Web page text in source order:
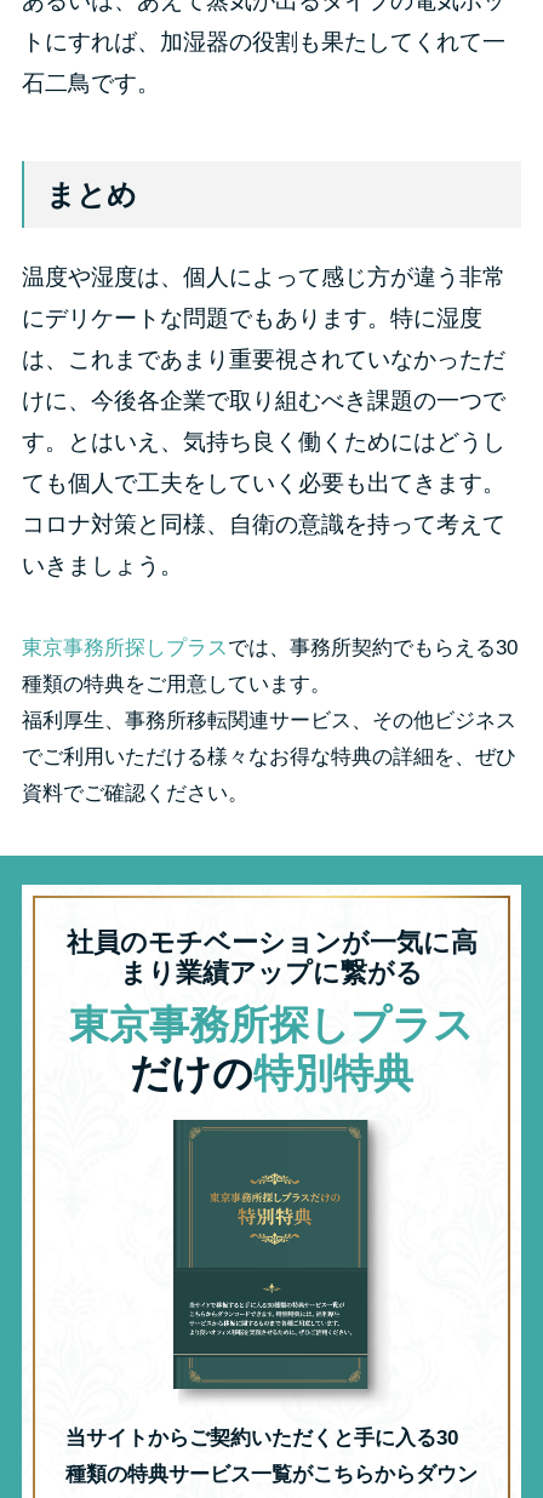
トにすれば、加湿器の役割も果たしてくれて一
石二鳥です。
まとめ
温度や湿度は、個人によって感じ方が違う非常
にデリケートな問題でもあります。特に湿度
は、これまであまり重要視されていなかっただ
けに、今後各企業で取り組むべき課題の一つで
す。とはいえ、気持ち良く働くためにはどうし
ても個人で工夫をしていく必要も出てきます。
コロナ対策と同様、自衛の意識を持って考えて
いきましょう。
東京事務所探しプラスでは、事務所契約でもらえる30
種類の特典をご用意しています。
福利厚生、事務所移転関連サービス、その他ビジネス
でご利用いただける様々なお得な特典の詳細を、ぜひ
資料でご確認ください。
社員のモチベーションが一気に高
まり業績アップに繋がる
東京事務所探しプラス
だけの特別特典
当サイトからご契約いただくと手に入る30
種類の特典サービス一覧がこちらからダウン